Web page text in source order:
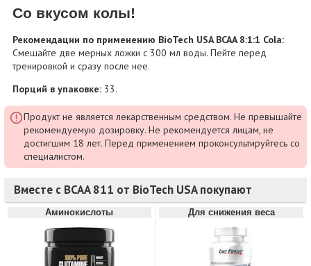
Со вкусом колы!
Рекомендации по применению BioTech USA BCAA 8:1:1 Cola:
Смешайте две мерных ложки с 300 мл воды. Пейте перед
тренировкой и сразу после нее.
Порций в упаковке: 33.
Продукт не является лекарственным средством. Не превышайте
рекомендуемую дозировку. Не рекомендуется лицам, не
достигшим 18 лет. Перед применением проконсультируйтесь со
специалистом.
Вместе с BCAA 811 от BioTech USA покупают
Аминокислоты Для снижения веса